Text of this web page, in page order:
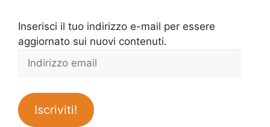
Inserisci il tuo indirizzo e-mail per essere
aggiornato sui nuovi contenuti.
Indirizzo
Iscriviti!